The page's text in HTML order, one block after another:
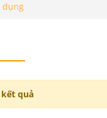
dụng
quả